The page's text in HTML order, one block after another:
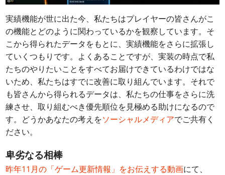
実績機能が世に出た今、私たちはプレイヤーの皆さんがこ
の機能とどのように関わっているかを観察しています。そ
こから得られたデータをもとに、実績機能をさらに拡張し
ていくつもりです。よくあることですが、実装の時点で私
たちのやりたいことをすべてお届けできているわけではな
いため、私たちはすでに改善に取り組んでいます。それで
も皆さんから得られるデータは、私たちの仕事をさらに洗
練させ、取り組むべき優先順位を見極める助けになるので
す。どうかあなたの考えをソーシャルメディアでご共有く
ださい。
卑劣なる相棒
昨年11月の「ゲーム更新情報」をお伝えする動画にて、